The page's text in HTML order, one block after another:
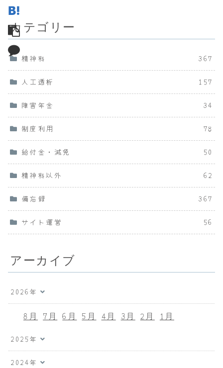
カテゴリー
精神科 367
人工透析 157
障害年金 34
制度利用 78
給付金・減免 50
精神科以外 62
備忘録 367
サイト運営 56
アーカイブ
2026年
8月 7月 6月 5月 4月 3月 2月 1月
2025年
2024年